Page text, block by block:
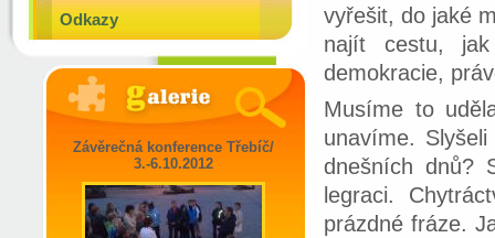
Odkazy
Závěrečná konference Třebíč/
3.-6.10.2012
vyřešit, do jaké
najít cestu, jak
demokracie,
Musíme to
unavíme.
dnešních dnů?
legraci.
prázdné fráze.